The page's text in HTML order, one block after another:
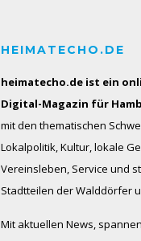
HEIMATECHO.DE
heimatecho.de ist ein
Digital-Magazin für
mit den thematischen
Lokalpolitik, Kultur, lokale
Vereinsleben, Service und
Stadtteilen der Walddörfer
Mit aktuellen News,